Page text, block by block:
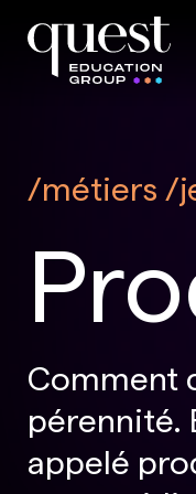
métiers
Comment
pérennité.
appelé